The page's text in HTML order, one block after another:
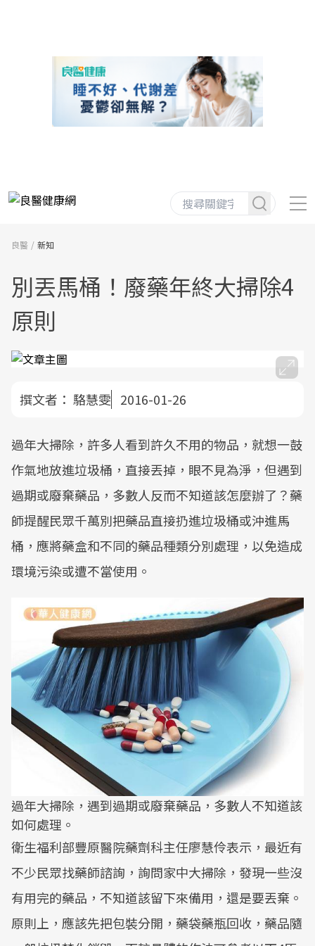
良醫 新知
別丟馬桶！廢藥年終大掃除4
原則
撰文者： 駱慧雯 2016-01-26
過年大掃除，許多人看到許久不用的物品，就想一鼓
作氣地放進垃圾桶，直接丟掉，眼不見為淨，但遇到
過期或廢棄藥品，多數人反而不知道該怎麼辦了？藥
師提醒民眾千萬別把藥品直接扔進垃圾桶或沖進馬
桶，應將藥盒和不同的藥品種類分別處理，以免造成
環境污染或遭不當使用。
過年大掃除，遇到過期或廢棄藥品，多數人不知道該
如何處理。
衛生福利部豐原醫院藥劑科主任廖慧伶表示，最近有
不少民眾找藥師諮詢，詢問家中大掃除，發現一些沒
有用完的藥品，不知道該留下來備用，還是要丟棄。
原則上，應該先把包裝分開，藥袋藥瓶回收，藥品隨